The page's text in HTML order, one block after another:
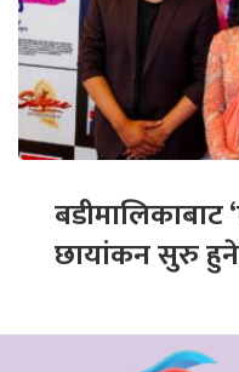
बडीमालिकाबाट
छायांकन सुरु हुने